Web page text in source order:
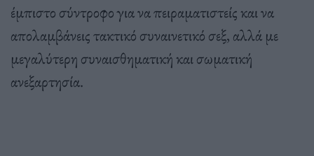
έμπιστο σύντροφο για να πειραματιστείς και να
απολαμβάνεις τακτικό συναινετικό σεξ, αλλά με
μεγαλύτερη συναισθηματική και σωματική
ανεξαρτησία.